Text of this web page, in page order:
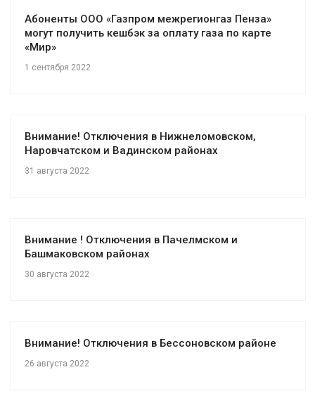
Абоненты ООО «Газпром межрегионгаз Пенза»
могут получить кешбэк за оплату газа по карте
«Мир»
1 сентября 2022
Внимание! Отключения в Нижнеломовском,
Наровчатском и Вадинском районах
31 августа 2022
Внимание ! Отключения в Пачелмском и
Башмаковском районах
30 августа 2022
Внимание! Отключения в Бессоновском районе
26 августа 2022